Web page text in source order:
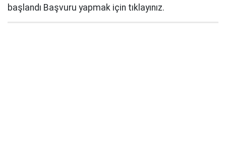
başlandı Başvuru yapmak için tıklayınız.